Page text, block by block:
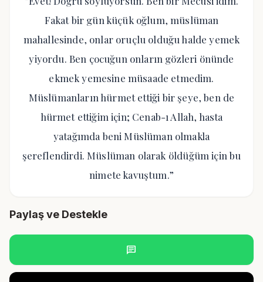
Fakat bir gün küçük oğlum, müslüman
mahallesinde, onlar oruçlu olduğu halde yemek
yiyordu. Ben çocuğun onların gözleri önünde
ekmek yemesine müsaade etmedim.
Müslümanların hürmet ettiği bir şeye, ben de
hürmet ettiğim için; Cenab-ı Allah, hasta
yatağımda beni Müslüman olmakla
şereflendirdi. Müslüman olarak öldüğüm için bu
nimete kavuştum.”
Paylaş ve Destekle
chat